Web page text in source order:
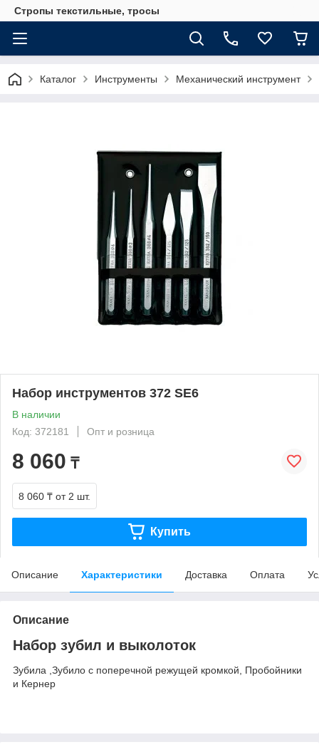
Стропы текстильные, тросы
Каталог Инструменты Механический инструмент
Набор инструментов 372 SE6
В наличии
Код: 372181
Опт и розница
8 060 ₸
8 060 ₸ от 2 шт.
Купить
Описание Характеристики Доставка Оплата
Описание
Набор зубил и выколоток
Зубила ,Зубило с поперечной режущей кромкой, Пробойники
и Кернер